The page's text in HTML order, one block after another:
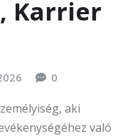
Karrier
0
aki
való